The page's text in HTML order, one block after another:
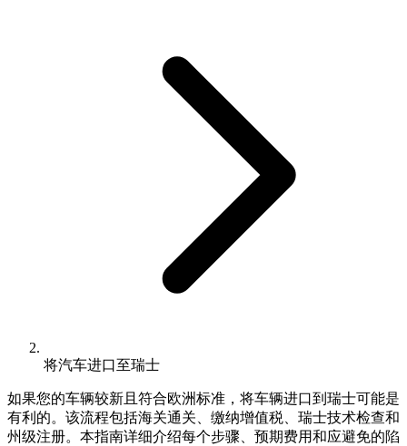
将汽车进口至瑞士
如果您的车辆较新且符合欧洲标准，将车辆进口到瑞士可能是
有利的。该流程包括海关通关、缴纳增值税、瑞士技术检查和
州级注册。本指南详细介绍每个步骤、预期费用和应避免的陷